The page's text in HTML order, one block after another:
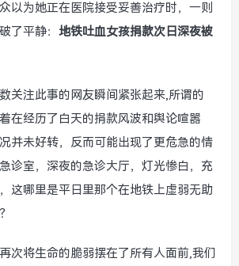
以为她正在医院接受妥善治疗时，一则
了平静： 地铁吐血女孩捐款次日深夜被
关注此事的网友瞬间紧张起来,所谓的
在经历了白天的捐款风波和舆论喧嚣
并未好转，反而可能出现了更危急的情
诊室，深夜的急诊大厅，灯光惨白，充
这哪里是平日里那个在地铁上虚弱无助
次将生命的脆弱摆在了所有人面前,我们